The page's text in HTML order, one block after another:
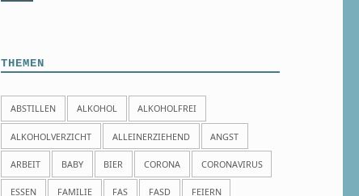
THEMEN
ABSTILLEN ALKOHOL ALKOHOLFREI
ALKOHOLVERZICHT ALLEINERZIEHEND ANGST
ARBEIT BABY BIER CORONA CORONAVIRUS
ESSEN FAMILIE FAS FASD FEIERN